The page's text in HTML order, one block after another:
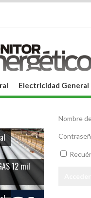
Electricidad General
Nombre
12 mil